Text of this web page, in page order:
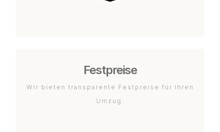
Festpreise
Wir bieten transparente Festpreise für Ihren
Umzug.